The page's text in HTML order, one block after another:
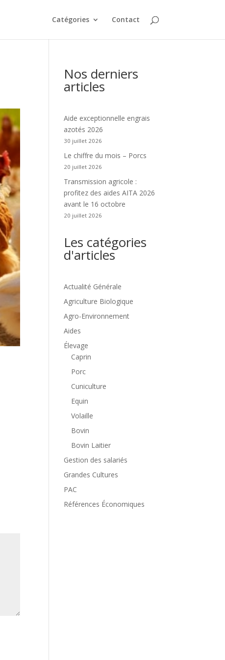
Catégories Contact
Nos derniers
articles
Aide exceptionnelle engrais
azotés 2026
30 juillet 2026
Le chiffre du mois – Porcs
20 juillet 2026
Transmission agricole :
profitez des aides AITA 2026
avant le 16 octobre
20 juillet 2026
Les catégories
d'articles
Actualité Générale
Agriculture Biologique
Agro-Environnement
Aides
Élevage
Caprin
Porc
Cuniculture
Equin
Volaille
Bovin
Bovin Laitier
Gestion des salariés
Grandes Cultures
PAC
Références Économiques